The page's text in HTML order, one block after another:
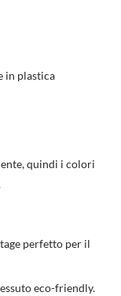
in plastica
quindi i colori
perfetto per il
eco-friendly.